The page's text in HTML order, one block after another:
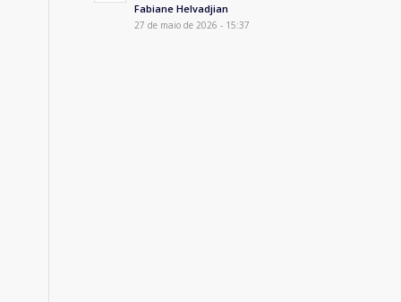
Fabiane Helvadjian
27 de maio de 2026 - 15:37